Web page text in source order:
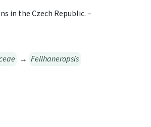
in the Czech Republic. –
→ Fellhaneropsis